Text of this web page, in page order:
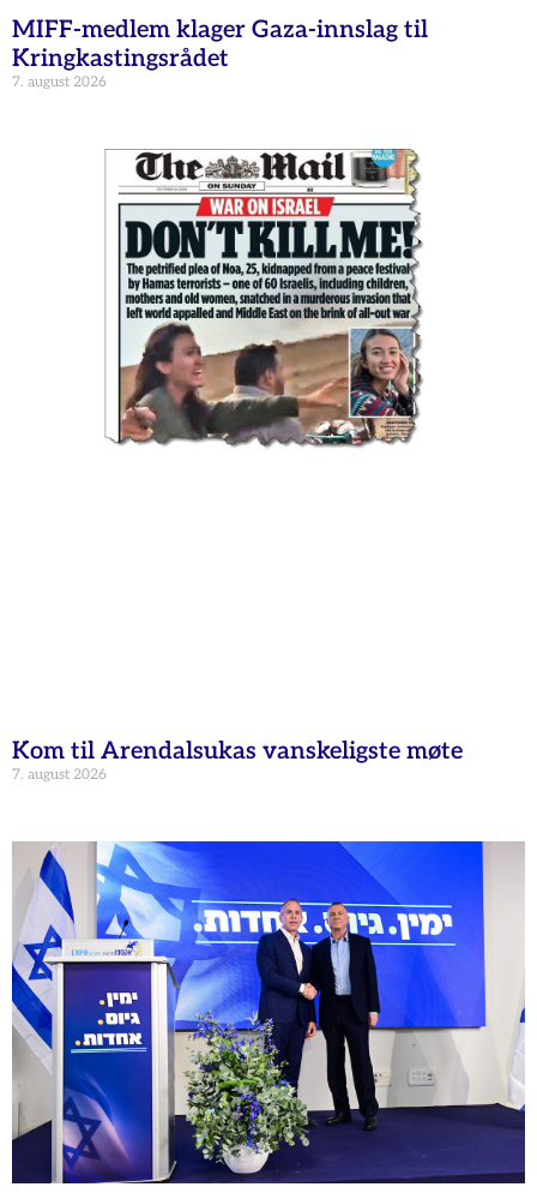
MIFF-medlem klager Gaza-innslag til
Kringkastingsrådet
7. august 2026
Kom til Arendalsukas vanskeligste møte
7. august 2026